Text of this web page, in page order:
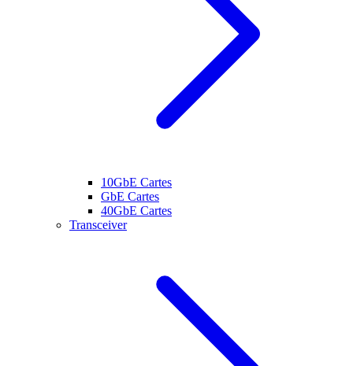
10GbE Cartes
GbE Cartes
40GbE Cartes
Transceiver